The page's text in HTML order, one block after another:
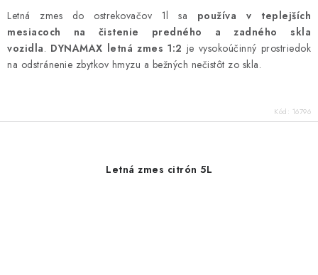
Letná zmes do ostrekovačov 1l sa používa v teplejších
mesiacoch na čistenie predného a zadného skla
vozidla. DYNAMAX letná zmes 1:2 je vysokoúčinný prostriedok
na odstránenie zbytkov hmyzu a bežných nečistôt zo skla.
Kód: 16796
Letná zmes citrón 5L